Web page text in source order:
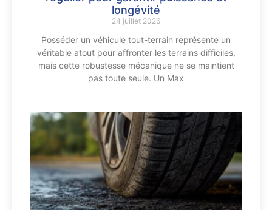
longévité
24 juillet 2026
Posséder un véhicule tout-terrain représente un
véritable atout pour affronter les terrains difficiles,
mais cette robustesse mécanique ne se maintient
pas toute seule. Un Max